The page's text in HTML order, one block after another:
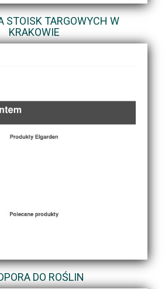
STOISK TARGOWYCH W
KRAKOWIE
DO ROŚLIN